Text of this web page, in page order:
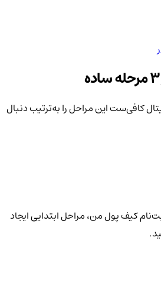
کافی‌ست این مراحل را به‌ترتیب دنبال
کیف‌ پول من، مراحل ابتدایی ایجاد